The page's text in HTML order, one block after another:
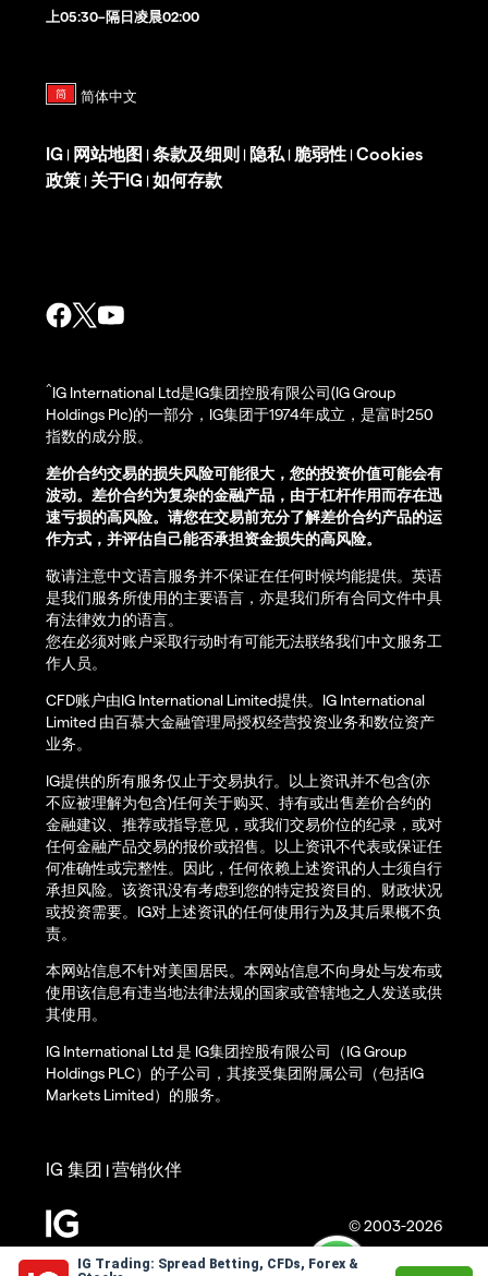
IG Trading: Spread Betting, CFDs, Forex &
上05:30–隔日凌晨02:00
IG | 网站地图 | 条款及细则 | 隐私 | 脆弱性 | Cookies
政策 | 关于IG | 如何存款
^IG International Ltd是IG集团控股有限公司(IG Group
Holdings Plc)的一部分，IG集团于1974年成立，是富时250
指数的成分股。
差价合约交易的损失风险可能很大，您的投资价值可能会有
波动。差价合约为复杂的金融产品，由于杠杆作用而存在迅
速亏损的高风险。请您在交易前充分了解差价合约产品的运
作方式，并评估自己能否承担资金损失的高风险。
敬请注意中文语言服务并不保证在任何时候均能提供。英语
是我们服务所使用的主要语言，亦是我们所有合同文件中具
有法律效力的语言。
您在必须对账户采取行动时有可能无法联络我们中文服务工
作人员。
CFD账户由IG International Limited提供。IG International
Limited 由百慕大金融管理局授权经营投资业务和数位资产
业务。
IG提供的所有服务仅止于交易执行。以上资讯并不包含(亦
不应被理解为包含)任何关于购买、持有或出售差价合约的
金融建议、推荐或指导意见，或我们交易价位的纪录，或对
任何金融产品交易的报价或招售。以上资讯不代表或保证任
何准确性或完整性。因此，任何依赖上述资讯的人士须自行
承担风险。该资讯没有考虑到您的特定投资目的、财政状况
或投资需要。IG对上述资讯的任何使用行为及其后果概不负
责。
本网站信息不针对美国居民。本网站信息不向身处与发布或
使用该信息有违当地法律法规的国家或管辖地之人发送或供
其使用。
IG International Ltd 是 IG集团控股有限公司（IG Group
Holdings PLC）的子公司，其接受集团附属公司（包括IG
Markets Limited）的服务。
© 2003-2026
IG 集团 |营销伙伴